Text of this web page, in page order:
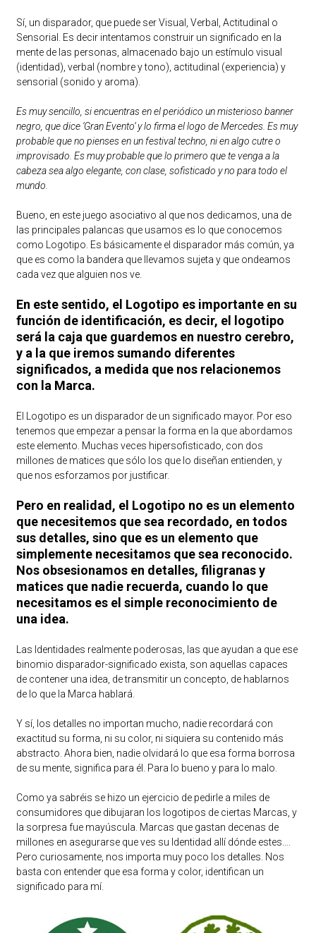
Sí, un disparador, que puede ser Visual, Verbal, Actitudinal o
Sensorial. Es decir intentamos construir un significado en la
mente de las personas, almacenado bajo un estímulo visual
(identidad), verbal (nombre y tono), actitudinal (experiencia) y
sensorial (sonido y aroma).
Es muy sencillo, si encuentras en el periódico un misterioso banner
negro, que dice ‘Gran Evento’ y lo firma el logo de Mercedes. Es muy
probable que no pienses en un festival techno, ni en algo cutre o
improvisado. Es muy probable que lo primero que te venga a la
cabeza sea algo elegante, con clase, sofisticado y no para todo el
mundo.
Bueno, en este juego asociativo al que nos dedicamos, una de
las principales palancas que usamos es lo que conocemos
como Logotipo. Es básicamente el disparador más común, ya
que es como la bandera que llevamos sujeta y que ondeamos
cada vez que alguien nos ve.
En este sentido, el Logotipo es importante en su
función de identificación, es decir, el logotipo
será la caja que guardemos en nuestro cerebro,
y a la que iremos sumando diferentes
significados, a medida que nos relacionemos
con la Marca.
El Logotipo es un disparador de un significado mayor. Por eso
tenemos que empezar a pensar la forma en la que abordamos
este elemento. Muchas veces hipersofisticado, con dos
millones de matices que sólo los que lo diseñan entienden, y
que nos esforzamos por justificar.
Pero en realidad, el Logotipo no es un elemento
que necesitemos que sea recordado, en todos
sus detalles, sino que es un elemento que
simplemente necesitamos que sea reconocido.
Nos obsesionamos en detalles, filigranas y
matices que nadie recuerda, cuando lo que
necesitamos es el simple reconocimiento de
una idea.
Las Identidades realmente poderosas, las que ayudan a que ese
binomio disparador-significado exista, son aquellas capaces
de contener una idea, de transmitir un concepto, de hablarnos
de lo que la Marca hablará.
Y sí, los detalles no importan mucho, nadie recordará con
exactitud su forma, ni su color, ni siquiera su contenido más
abstracto. Ahora bien, nadie olvidará lo que esa forma borrosa
de su mente, significa para él. Para lo bueno y para lo malo.
Como ya sabréis se hizo un ejercicio de pedirle a miles de
consumidores que dibujaran los logotipos de ciertas Marcas, y
la sorpresa fue mayúscula. Marcas que gastan decenas de
millones en asegurarse que ves su Identidad allí dónde estes….
Pero curiosamente, nos importa muy poco los detalles. Nos
basta con entender que esa forma y color, identifican un
significado para mí.